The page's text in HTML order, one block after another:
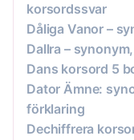
korsordssvar
Dåliga Vanor –
Dallra –
Dans korsord 5
Dator Ämne:
förklaring
Dechiffrera